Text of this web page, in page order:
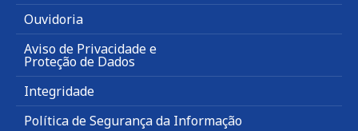
Ouvidoria
Aviso de Privacidade e
Proteção de Dados
Integridade
Política de Segurança da Informação